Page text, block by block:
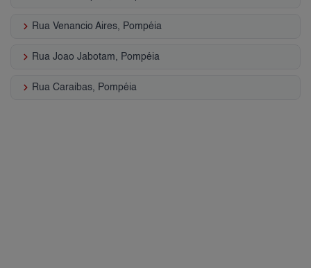
keyboard_arrow_right Rua Venancio Aires, Pompéia
keyboard_arrow_right Rua Joao Jabotam, Pompéia
keyboard_arrow_right Rua Caraibas, Pompéia